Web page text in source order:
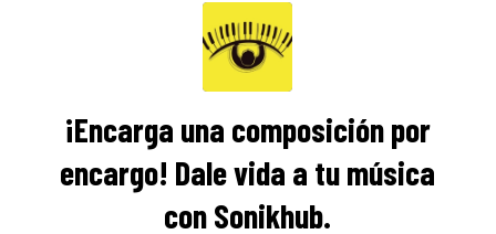
¡Encarga una composición por
encargo! Dale vida a tu música
con Sonikhub.